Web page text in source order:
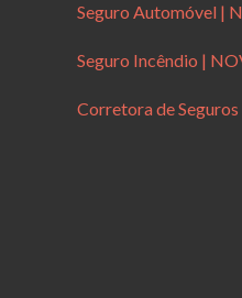
Seguro Automóvel |
Seguro Incêndio |
Corretora de